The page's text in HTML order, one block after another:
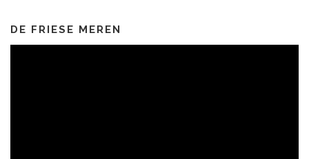
DE FRIESE MEREN